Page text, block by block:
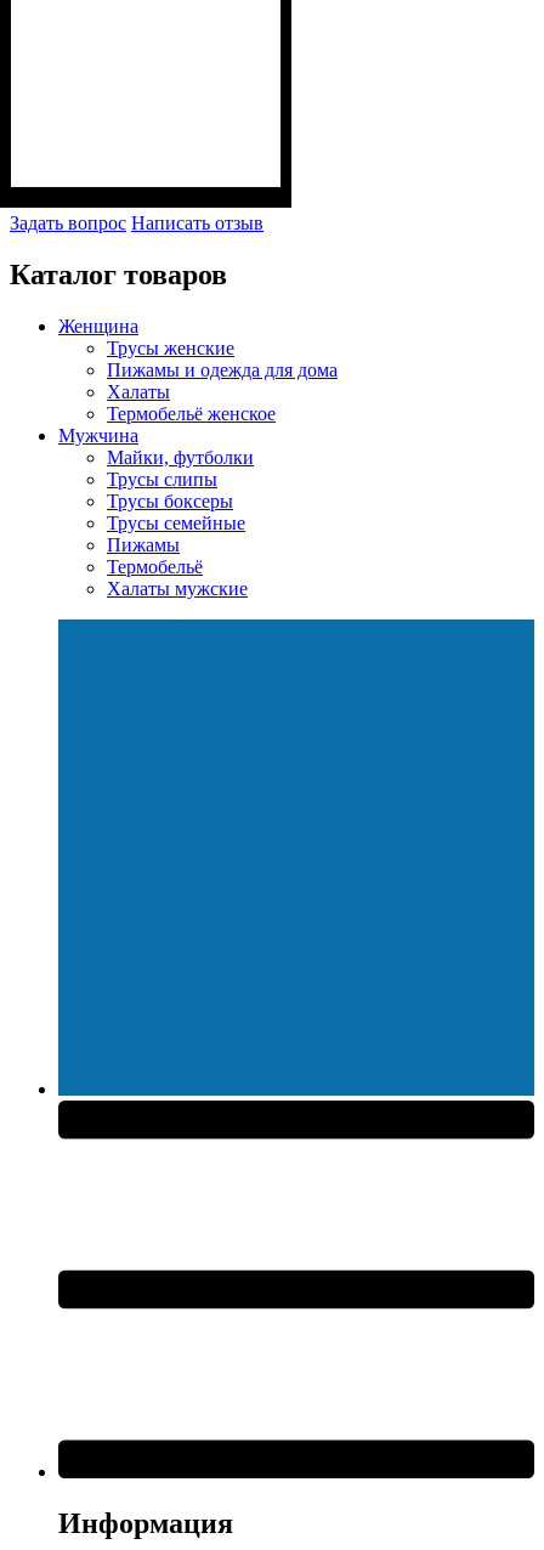
Задать вопрос Написать отзыв
Каталог товаров
Женщина
Трусы женские
Пижамы и одежда для дома
Халаты
Термобельё женское
Мужчина
Майки, футболки
Трусы слипы
Трусы боксеры
Трусы семейные
Пижамы
Термобельё
Халаты мужские
Информация